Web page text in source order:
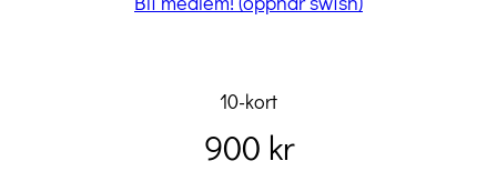
10-kort
900 kr